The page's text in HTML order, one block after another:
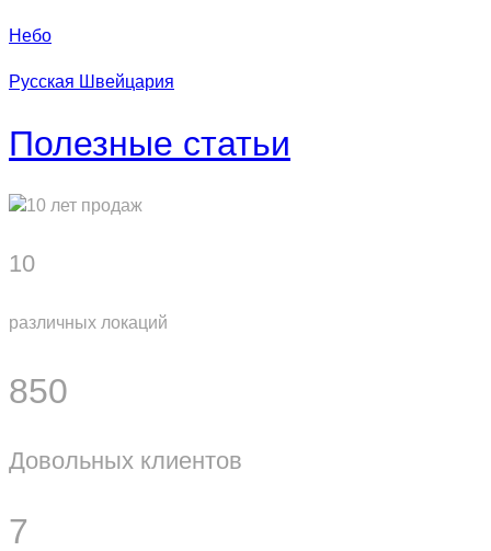
Небо
Русская Швейцария
Полезные статьи
10
различных локаций
850
Довольных клиентов
7